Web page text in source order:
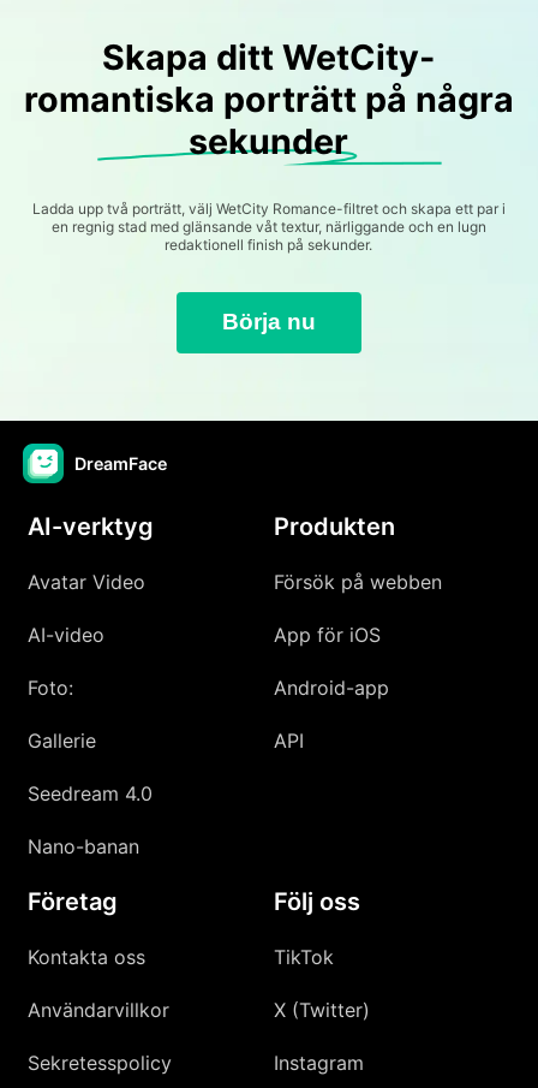
Skapa ditt WetCity-
romantiska porträtt på några
sekunder
Ladda upp två porträtt, välj WetCity Romance-filtret och skapa ett par i
en regnig stad med glänsande våt textur, närliggande och en lugn
redaktionell finish på sekunder.
Börja nu
DreamFace
AI-verktyg
Avatar Video
AI-video
Foto:
Gallerie
Seedream 4.0
Nano-banan
Produkten
Försök på webben
App för iOS
Android-app
API
Företag
Kontakta oss
Användarvillkor
Sekretesspolicy
Följ oss
TikTok
X (Twitter)
Instagram